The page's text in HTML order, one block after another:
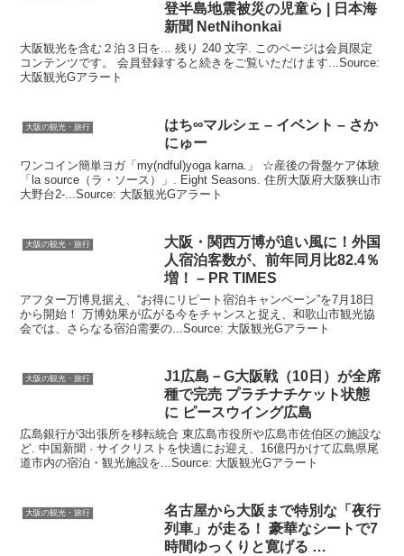
登半島地震被災の児童ら | 日本海
新聞 NetNihonkai
大阪観光を含む２泊３日を... 残り 240 文字. このページは会員限定
コンテンツです。 会員登録すると続きをご覧いただけます...Source:
大阪観光Gアラート
大阪の観光・旅行
はち∞マルシェ – イベント – さか
にゅー
ワンコイン簡単ヨガ「my(ndful)yoga karna.」 ☆産後の骨盤ケア体験
「la source（ラ・ソース）」. Eight Seasons. 住所大阪府大阪狭山市
大野台2-...Source: 大阪観光Gアラート
大阪の観光・旅行 大阪 ・関西万博が追い風に！外国
人宿泊客数が、前年同月比82.4％
増！ – PR TIMES
アフター万博見据え、“お得にリピート宿泊キャンペーン”を7月18日
から開始！ 万博効果が広がる今をチャンスと捉え、和歌山市観光協
会では、さらなる宿泊需要の...Source: 大阪観光Gアラート
大阪の観光・旅行 J1広島－G大阪戦（10日）が全席
種で完売 プラチナチケット状態
に ピースウイング広島
広島銀行が3出張所を移転統合 東広島市役所や広島市佐伯区の施設な
ど. 中国新聞 · サイクリストを快適にお迎え、16億円かけて広島県尾
道市内の宿泊・観光施設を...Source: 大阪観光Gアラート
大阪の観光・旅行 名古屋から大阪 まで特別な「夜行
列車」が走る！ 豪華なシートで7
時間ゆっくりと寛げる …